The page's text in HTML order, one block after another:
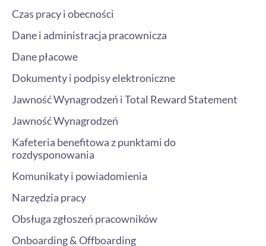
Czas pracy i obecności
Dane i administracja pracownicza
Dane płacowe
Dokumenty i podpisy elektroniczne
Jawność Wynagrodzeń i Total Reward Statement
Jawność Wynagrodzeń
Kafeteria benefitowa z punktami do
rozdysponowania
Komunikaty i powiadomienia
Narzędzia pracy
Obsługa zgłoszeń pracowników
Onboarding & Offboarding